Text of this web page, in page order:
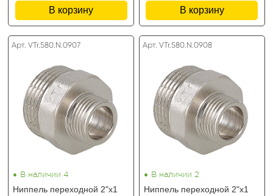
В корзину В корзину
Арт. VTr.580.N.0907
• В наличии 4
Ниппель переходной 2"х1
Арт. VTr.580.N.0908
• В наличии 2
Ниппель переходной 2"х1